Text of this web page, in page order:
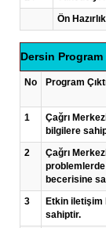
Ön
Dersin Program
No Program
1
Çağrı
bilgilere
2
Çağrı
becerisine
3
Etkin iletişim
sahiptir.